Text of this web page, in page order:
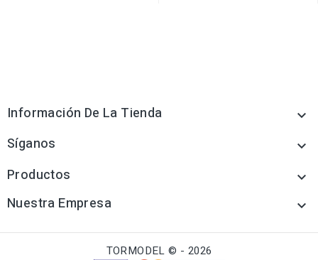
Información De La Tienda 
Síganos 
Productos 
Nuestra Empresa 
TORMODEL © - 2026